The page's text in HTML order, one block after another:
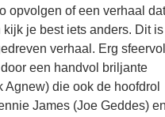
opvolgen of een verhaal dat
je best iets anders. Dit is
verhaal. Erg sfeervol
een handvol briljante
die ook de hoofdrol
James (Joe Geddes)